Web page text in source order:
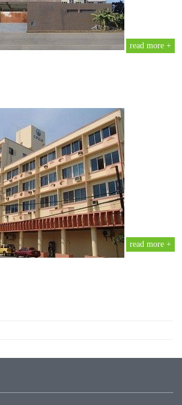
read more +
read more +